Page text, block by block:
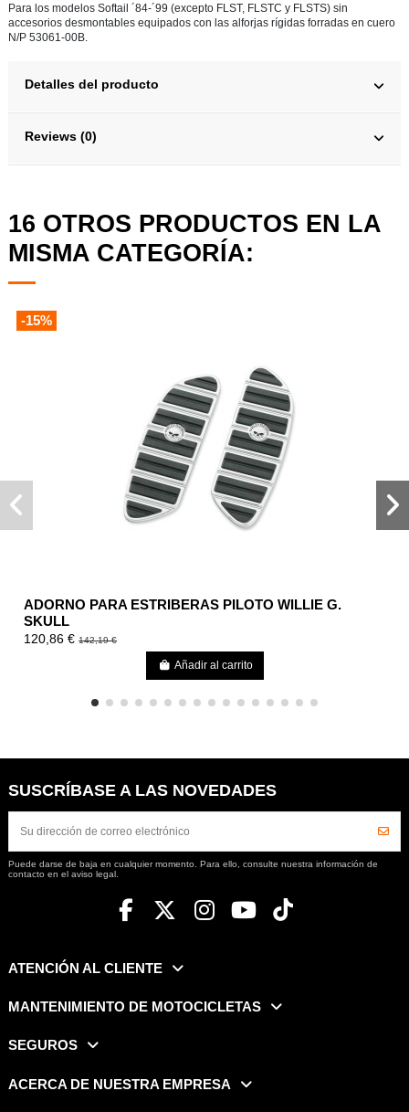
Para los modelos Softail ´84-´99 (excepto FLST, FLSTC y FLSTS) sin
accesorios desmontables equipados con las alforjas rígidas forradas en cuero
N/P 53061-00B.
Detalles del producto
Reviews (0)
16 OTROS PRODUCTOS EN LA
MISMA CATEGORÍA:
-15%
ADORNO PARA ESTRIBERAS PILOTO WILLIE G.
SKULL
120,86 €142,19 €
Añadir al carrito
SUSCRÍBASE A LAS NOVEDADES
Puede darse de baja en cualquier momento. Para ello, consulte nuestra información de
contacto en el aviso legal.
ATENCIÓN AL CLIENTE
MANTENIMIENTO DE MOTOCICLETAS
SEGUROS
ACERCA DE NUESTRA EMPRESA